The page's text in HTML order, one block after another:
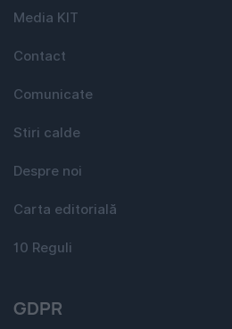
Media KIT
Contact
Comunicate
Stiri calde
Despre noi
Carta editorială
10 Reguli
GDPR